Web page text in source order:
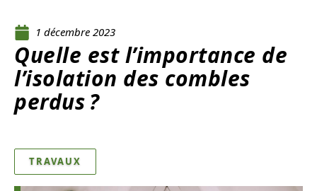
1 décembre 2023
Quelle est l’importance de
l’isolation des combles
perdus ?
TRAVAUX